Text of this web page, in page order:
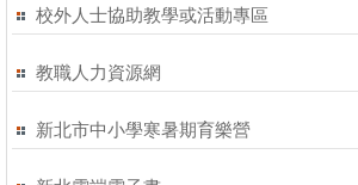
校外人士協助教學或活動專區
教職人力資源網
新北市中小學寒暑期育樂營